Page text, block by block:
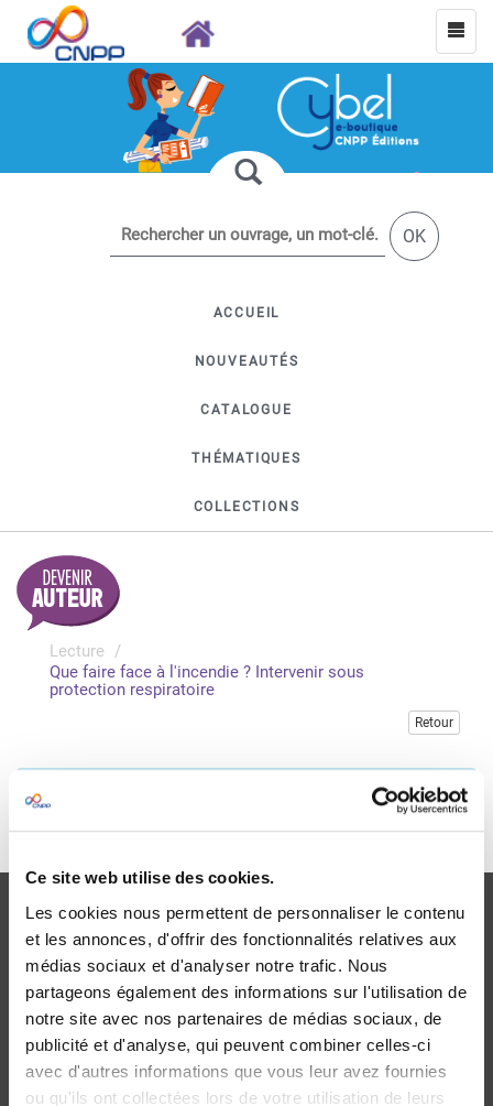
Ce site web utilise des cookies.
Les cookies nous permettent de personnaliser le contenu
et les annonces, d'offrir des fonctionnalités relatives aux
médias sociaux et d'analyser notre trafic. Nous
partageons également des informations sur l'utilisation de
notre site avec nos partenaires de médias sociaux, de
publicité et d'analyse, qui peuvent combiner celles-ci
avec d'autres informations que vous leur avez fournies
ou qu'ils ont collectées lors de votre utilisation de leurs
OK
ACCUEIL
NOUVEAUTÉS
CATALOGUE
THÉMATIQUES
COLLECTIONS
Lecture
Que faire face à l'incendie ? Intervenir sous
protection respiratoire
Retour
Veuillez vous connecter pour accéder à cette publication
Livraison
dans le monde entier